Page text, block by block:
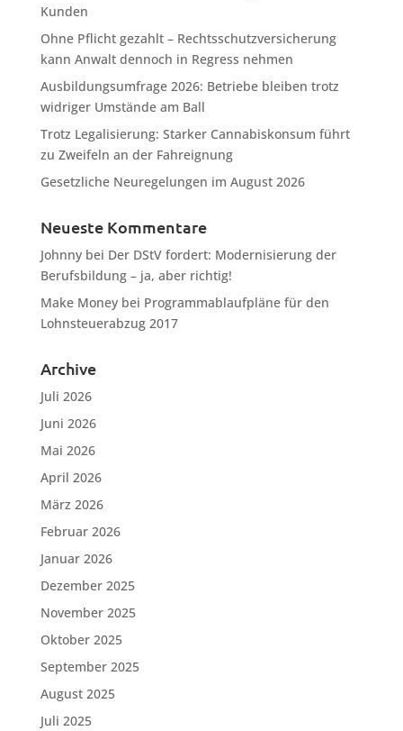
Kunden
Ohne Pflicht gezahlt – Rechtsschutzversicherung
kann Anwalt dennoch in Regress nehmen
Ausbildungsumfrage 2026: Betriebe bleiben trotz
widriger Umstände am Ball
Trotz Legalisierung: Starker Cannabiskonsum führt
zu Zweifeln an der Fahreignung
Gesetzliche Neuregelungen im August 2026
Neueste Kommentare
Johnnybei Der DStV fordert: Modernisierung der
Berufsbildung – ja, aber richtig!
Make Moneybei Programmablaufpläne für den
Lohnsteuerabzug 2017
Archive
Juli 2026
Juni 2026
Mai 2026
April 2026
März 2026
Februar 2026
Januar 2026
Dezember 2025
November 2025
Oktober 2025
September 2025
August 2025
Juli 2025